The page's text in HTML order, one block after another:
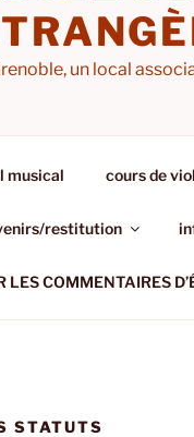
un local
musical cours de
restitution
LES COMMENTAIRES
STATUTS